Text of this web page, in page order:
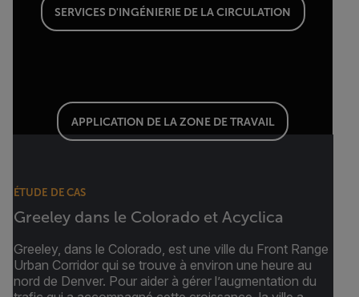
SERVICES D'INGÉNIERIE DE LA CIRCULATION
APPLICATION DE LA ZONE DE TRAVAIL
ÉTUDE DE CAS
Greeley dans le Colorado et Acyclica
Greeley, dans le Colorado, est une ville du Front Range
Urban Corridor qui se trouve à environ une heure au
nord de Denver. Pour aider à gérer l’augmentation du